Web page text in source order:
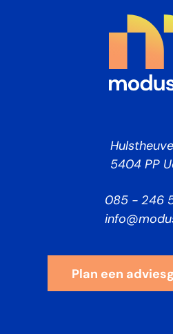
5404 PP
085 - 246
Plan een